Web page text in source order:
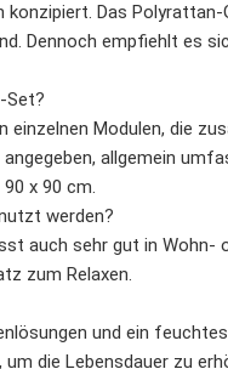
konzipiert. Das
Dennoch empfiehlt es
Set?
Modulen, die
allgemein
x 90 cm.
werden?
auch sehr gut in
zum Relaxen.
und ein
die Lebensdauer zu